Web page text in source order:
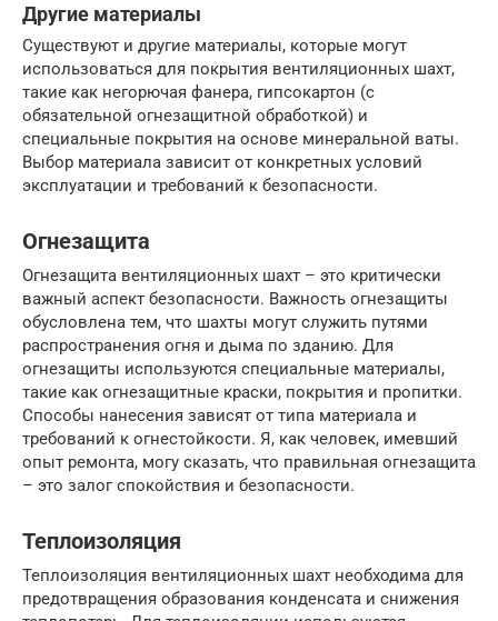
Другие материалы
Существуют и другие материалы, которые могут
использоваться для покрытия вентиляционных шахт,
такие как негорючая фанера, гипсокартон (с
обязательной огнезащитной обработкой) и
специальные покрытия на основе минеральной ваты.
Выбор материала зависит от конкретных условий
эксплуатации и требований к безопасности.
Огнезащита
Огнезащита вентиляционных шахт – это критически
важный аспект безопасности. Важность огнезащиты
обусловлена тем, что шахты могут служить путями
распространения огня и дыма по зданию. Для
огнезащиты используются специальные материалы,
такие как огнезащитные краски, покрытия и пропитки.
Способы нанесения зависят от типа материала и
требований к огнестойкости. Я, как человек, имевший
опыт ремонта, могу сказать, что правильная огнезащита
– это залог спокойствия и безопасности.
Теплоизоляция
Теплоизоляция вентиляционных шахт необходима для
предотвращения образования конденсата и снижения